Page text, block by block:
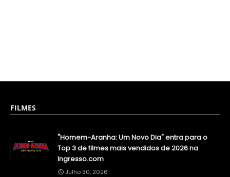
FILMES
"Homem-Aranha: Um Novo Dia" entra para o
Top 3 de filmes mais vendidos de 2026 na
Ingresso.com
Julho 30, 2026